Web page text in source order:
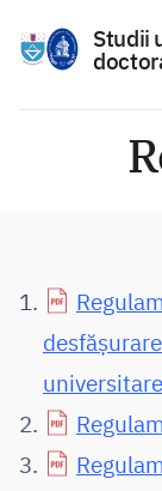
Studii